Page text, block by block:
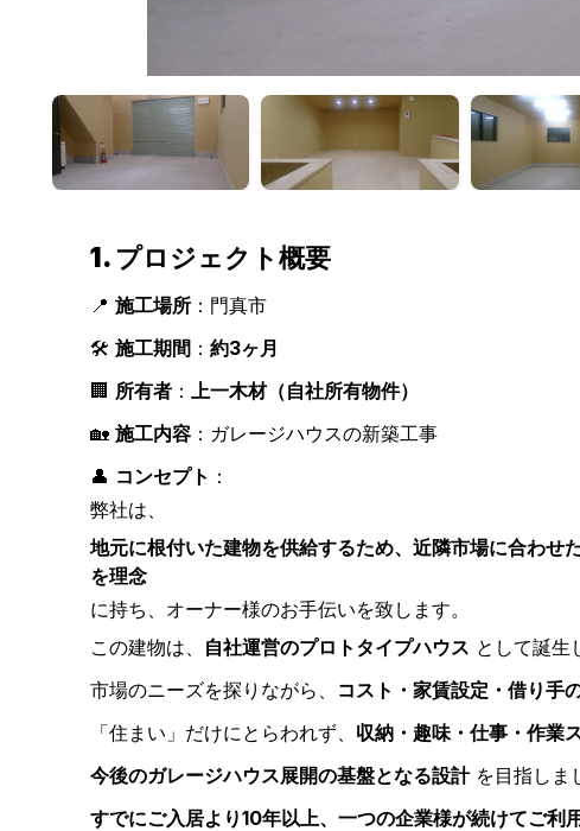
1. プロジェクト概要
📍 施工場所 ：門真市
🛠 施工期間 ： 約3ヶ月
🏢 所有者 ： 上一木材（自社所有物件）
🏡 施工内容 ：ガレージハウスの新築工事
👤 コンセプト ：
弊社は、
地元に根付いた建物を供給するため、近隣市場に合わせ
を理念
に持ち、オーナー様のお手伝いを致します。
この建物は、 自社運営のプロトタイプハウス として誕生
市場のニーズを探りながら、 コスト・家賃設定・借り手
「住まい」だけにとらわれず、 収納・趣味・仕事・作業
今後のガレージハウス展開の基盤となる設計を目指しま
すでにご入居より10年以上、一つの企業様が続けてご利